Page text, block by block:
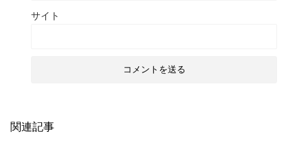
サイト
関連記事